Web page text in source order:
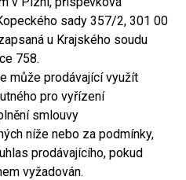
sady 357/2, 301 00
u Krajského soudu
758.
může prodávající využít
pro vyřízení
smlouvy
níže nebo za podmínky,
prodávajícího, pokud
vyžadován.